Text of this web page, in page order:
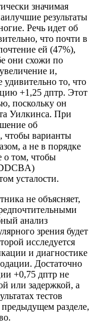
значимая
результаты
Речь идет об
что почти в
ей (47%),
они схожи по
и,
удивительно то, что
+1,25 дптр. Этот
поскольку он
Уилкинса. При
об
чтобы варианты
а не в порядке
о том, чтобы
усталости.
не объясняет,
анализ
зрения будет
исследуется
и диагностике
Достаточно
+0,75 дптр не
или задержкой, а
тестов
разделе,